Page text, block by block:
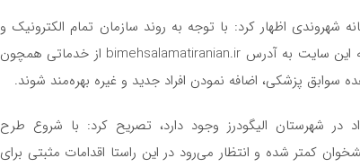
شهروندی اظهار کرد: با توجه به روند سازمان تمام الکترونیک و
راه‌اندازی این سامانه، بیمه‌شدگان می‌توانند با مراجعه به این سایت به آدرس bimehsalamatiranian.ir از خدماتی همچون
سوابق پزشکی، اضافه نمودن افراد جدید و غیره بهره‌مند شوند.
در شهرستان الیگودرز وجود دارد، تصریح کرد: با شروع طرح
کمتر شده و انتظار می‌رود در این راستا اقدامات مثبتی برای